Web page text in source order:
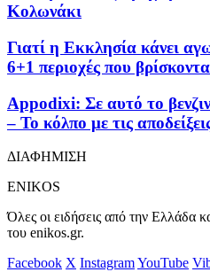
Κολωνάκι
Γιατί η Εκκλησία κάνει
6+1 περιοχές που
Appodixi: Σε αυτό το
– Το κόλπο με τις
ΔΙΑΦΗΜΙΣΗ
ENIKOS
Όλες οι ειδήσεις από την Ελλάδα
του enikos.gr.
Facebook X InstagramYouTube